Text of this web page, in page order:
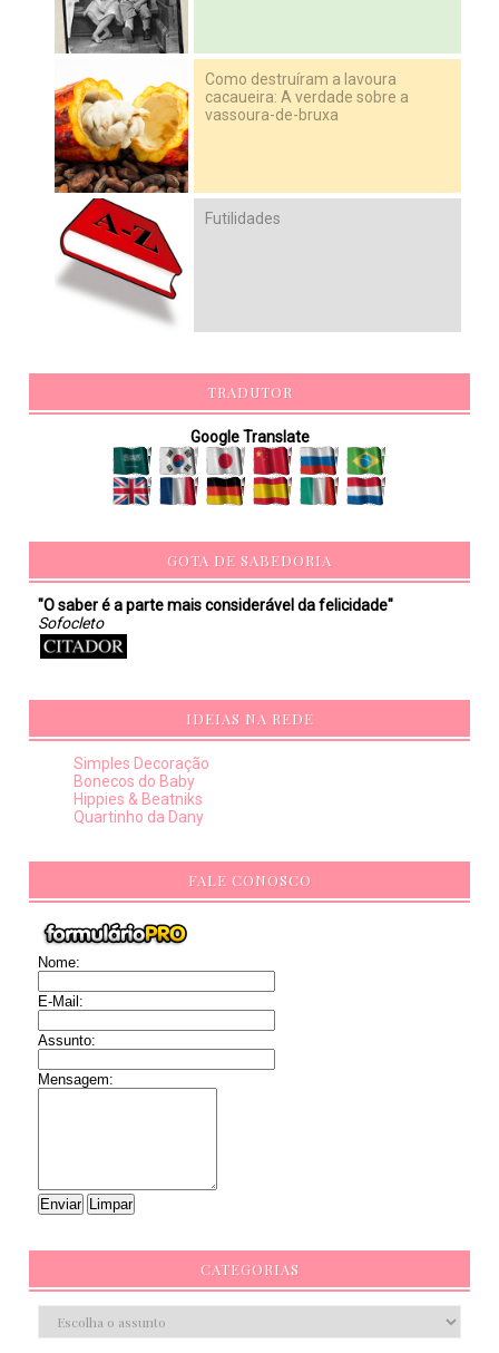
Como destruíram a lavoura
cacaueira: A verdade sobre a
vassoura-de-bruxa
Futilidades
TRADUTOR
Google Translate
GOTA DE SABEDORIA
"O saber é a parte mais considerável da felicidade"
Sofocleto
IDEIAS NA REDE
Simples Decoração
Bonecos do Baby
Hippies & Beatniks
Quartinho da Dany
FALE CONOSCO
Nome:
E-Mail:
Assunto:
Mensagem:
CATEGORIAS